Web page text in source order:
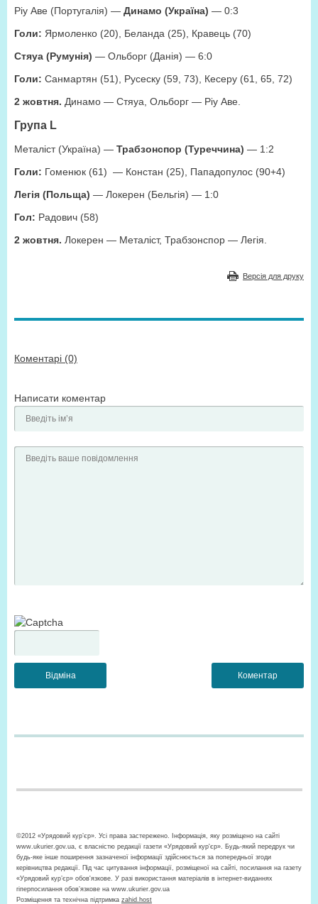
Ріу Аве (Португалія) — Динамо (Україна) — 0:3
Голи: Ярмоленко (20), Беланда (25), Кравець (70)
Стяуа (Румунія) — Ольборг (Данія) — 6:0
Голи: Санмартян (51), Русеску (59, 73), Кесеру (61, 65, 72)
2 жовтня. Динамо — Стяуа, Ольборг — Ріу Аве.
Група L
Металіст (Україна) — Трабзонспор (Туреччина) — 1:2
Голи: Гоменюк (61) — Констан (25), Пападопулос (90+4)
Легія (Польща) — Локерен (Бельгія) — 1:0
Гол: Радович (58)
2 жовтня. Локерен — Металіст, Трабзонспор — Легія.
Версія для друку
Коментарі (0)
Написати коментар
©2012 «Урядовий кур’єр». Усі права застережено. Інформація, яку розміщено на сайті
www.ukurier.gov.ua, є власністю редакції газети «Урядовий кур'єр». Будь-який передрук чи
будь-яке інше поширення зазначеної інформації здійснюється за попередньої згоди
керівництва редакції. Під час цитування інформації, розміщеної на сайті, посилання на газету
«Урядовий кур’єр» обов'язкове. У разі використання матеріалів в інтернет-виданнях
гіперпосилання обов’язкове на www.ukurier.gov.ua
Розміщення та технічна підтримка zahid.host